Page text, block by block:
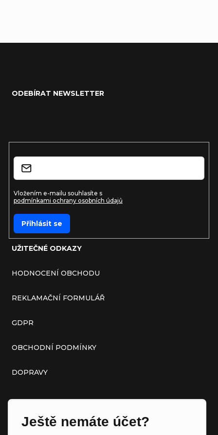
UŽITEČNÉ ODKAZY
HODNOCENÍ OBCHODU
REKLAMAČNÍ FORMULÁŘ
GDPR
OBCHODNÍ PODMÍNKY
DOPRAVY
Ještě nemáte účet?
ODEBÍRAT NEWSLETTER
Vložením e-mailu souhlasíte s
podmínkami ochrany osobních údajů
Přihlásit se